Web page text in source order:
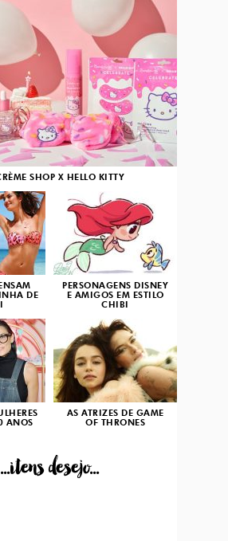
SHOP X HELLO KITTY
DE
PERSONAGENS DISNEY
E AMIGOS EM ESTILO
CHIBI
3
ANOS
AS ATRIZES DE GAME
OF THRONES
...itens desejo...